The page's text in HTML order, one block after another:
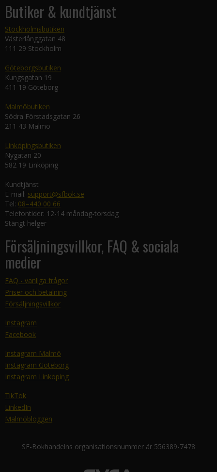
Butiker & kundtjänst
Stockholmsbutiken
Västerlånggatan 48
111 29 Stockholm
Göteborgsbutiken
Kungsgatan 19
411 19 Göteborg
Malmöbutiken
Södra Förstadsgatan 26
211 43 Malmö
Linköpingsbutiken
Nygatan 20
582 19 Linköping
Kundtjänst
E-mail: support@sfbok.se
Tel: 08–440 00 66
Telefontider: 12-14 måndag-torsdag
Stängt helger
Försäljningsvillkor, FAQ & sociala
medier
FAQ - vanliga frågor
Priser och betalning
Försäljningsvillkor
Instagram
Facebook
Instagram Malmö
Instagram Göteborg
Instagram Linköping
TikTok
LinkedIn
Malmöbloggen
SF-Bokhandelns organisationsnummer är 556389-7478